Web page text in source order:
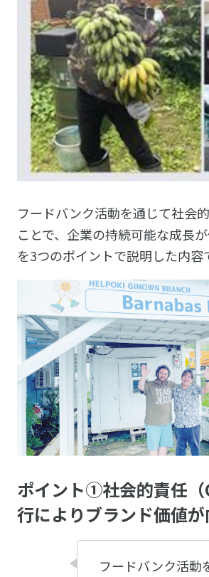
フードバンク活動を通じて社会
ことで、企業の持続可能な成長
を3つのポイントで説明した内容
ポイント①社会的責任（
行によりブランド価値
フードバンク活動